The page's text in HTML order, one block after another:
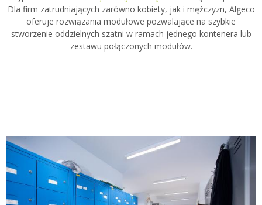
Dla firm zatrudniających zarówno kobiety, jak i mężczyzn, Algeco
oferuje rozwiązania modułowe pozwalające na szybkie
stworzenie oddzielnych szatni w ramach jednego kontenera lub
zestawu połączonych modułów.